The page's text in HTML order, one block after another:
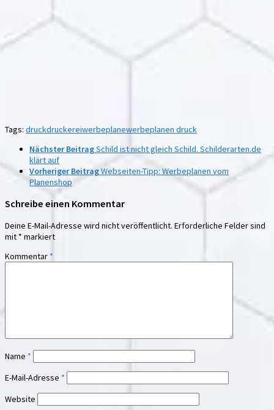
Tags: druckdruckereiwerbeplanewerbeplanen druck
Nächster BeitragSchild ist nicht gleich Schild. Schilderarten.de
klärt auf
Vorheriger BeitragWebseiten-Tipp: Werbeplanen vom
Planenshop
Schreibe einen Kommentar
Deine E-Mail-Adresse wird nicht veröffentlicht. Erforderliche Felder sind
mit * markiert
Kommentar *
Name *
E-Mail-Adresse *
Website